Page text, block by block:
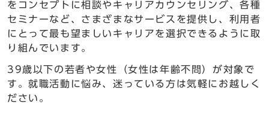
をコンセプトに相談やキャリアカウンセリング、各種
セミナーなど、さまざまなサービスを提供し、利用者
にとって最も望ましいキャリアを選択できるように取
り組んでいます。
39歳以下の若者や女性（女性は年齢不問）が対象で
す。就職活動に悩み、迷っている方は気軽にお越しく
ださい。